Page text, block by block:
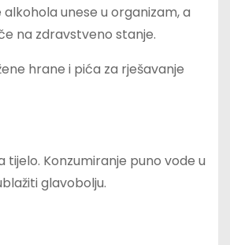
unese u organizam, a
na zdravstveno stanje.
hrane i pića za rješavanje
tijelo. Konzumiranje puno vode u
glavobolju.